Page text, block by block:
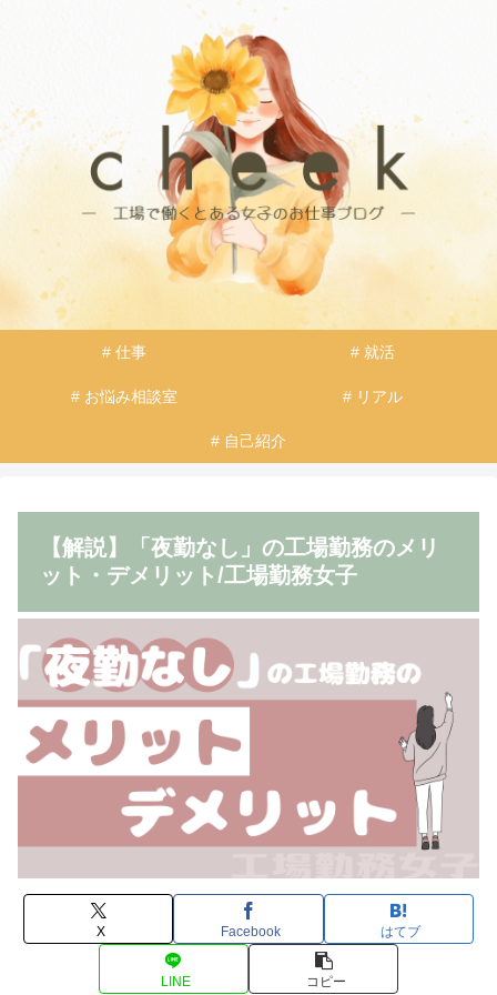
# 仕事 # 就活
# お悩み相談室 # リアル
# 自己紹介
【解説】「夜勤なし」の工場勤務のメリ
ット・デメリット/工場勤務女子
X Facebook はてブ
LINE コピー